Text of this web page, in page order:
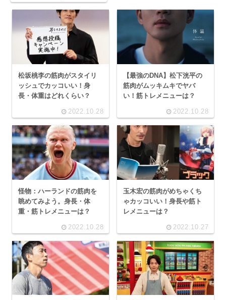
松坂桃李の筋肉がスタイリ
ッシュでカッコいい！身
長・体重はどれくらい？
2022.10.28
【最強のDNA】松下洸平の
筋肉がムッキムキでヤバ
い！筋トレメニューは？
2022.10.28
怪物：ハーランドの筋肉を
眺めてみよう。身長・体
重・筋トレメニューは？
2022.10.28
玉木宏の筋肉がめちゃくち
ゃカッコいい！身長や筋ト
レメニューは？
2022.10.27